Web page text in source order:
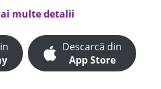
multe detalii
Descarcă din
App Store